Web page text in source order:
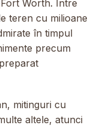
Worth. Între
teren cu milioane
în timpul
precum
mitinguri cu
altele, atunci